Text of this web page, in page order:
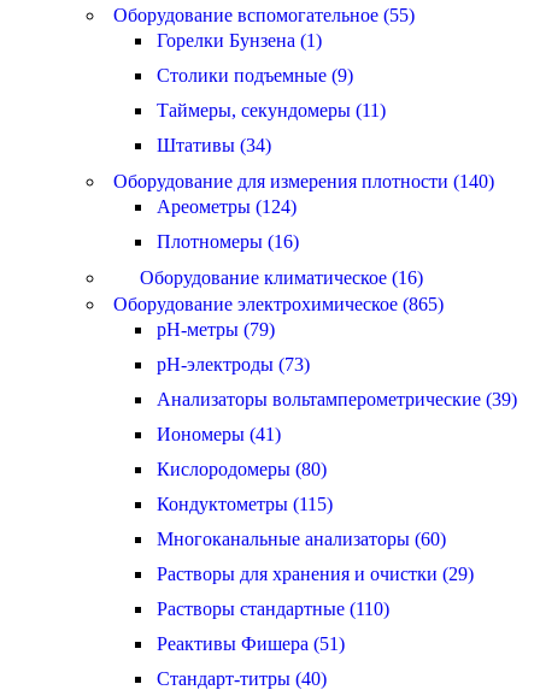
Оборудование вспомогательное (55)
Горелки Бунзена (1)
Столики подъемные (9)
Таймеры, секундомеры (11)
Штативы (34)
Оборудование для измерения плотности (140)
Ареометры (124)
Плотномеры (16)
Оборудование климатическое (16)
Оборудование электрохимическое (865)
pH-метры (79)
pH-электроды (73)
Анализаторы вольтамперометрические (39)
Иономеры (41)
Кислородомеры (80)
Кондуктометры (115)
Многоканальные анализаторы (60)
Растворы для хранения и очистки (29)
Растворы стандартные (110)
Реактивы Фишера (51)
Стандарт-титры (40)